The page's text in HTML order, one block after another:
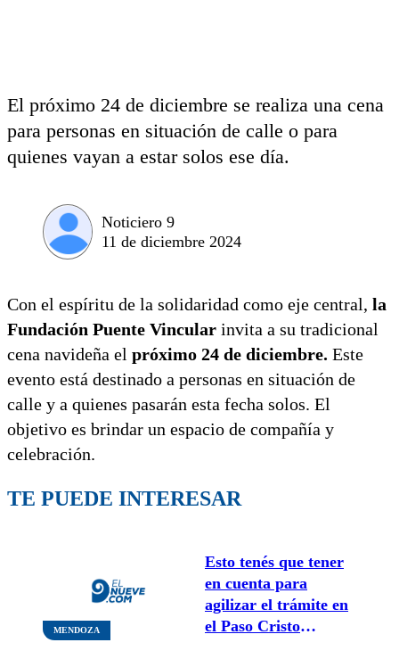
El próximo 24 de diciembre se realiza una cena
para personas en situación de calle o para
quienes vayan a estar solos ese día.
Noticiero 9
11 de diciembre 2024
Con el espíritu de la solidaridad como eje central, la
Fundación Puente Vincular invita a su tradicional
cena navideña el próximo 24 de diciembre. Este
evento está destinado a personas en situación de
calle y a quienes pasarán esta fecha solos. El
objetivo es brindar un espacio de compañía y
celebración.
TE PUEDE INTERESAR
MENDOZA
Esto tenés que tener
en cuenta para
agilizar el trámite en
el Paso Cristo